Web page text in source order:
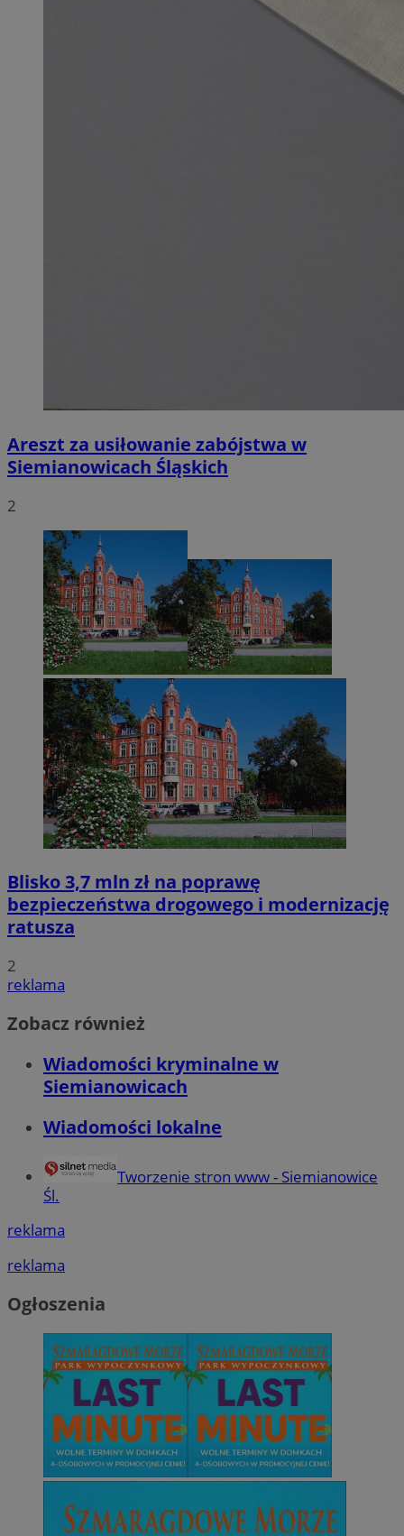
Areszt za usiłowanie zabójstwa w
Siemianowicach Śląskich
2
Blisko 3,7 mln zł na poprawę
bezpieczeństwa drogowego i modernizację
ratusza
2
reklama
Zobacz również
Wiadomości kryminalne w
Siemianowicach
Wiadomości lokalne
Tworzenie stron www - Siemianowice
Śl.
reklama
reklama
Ogłoszenia